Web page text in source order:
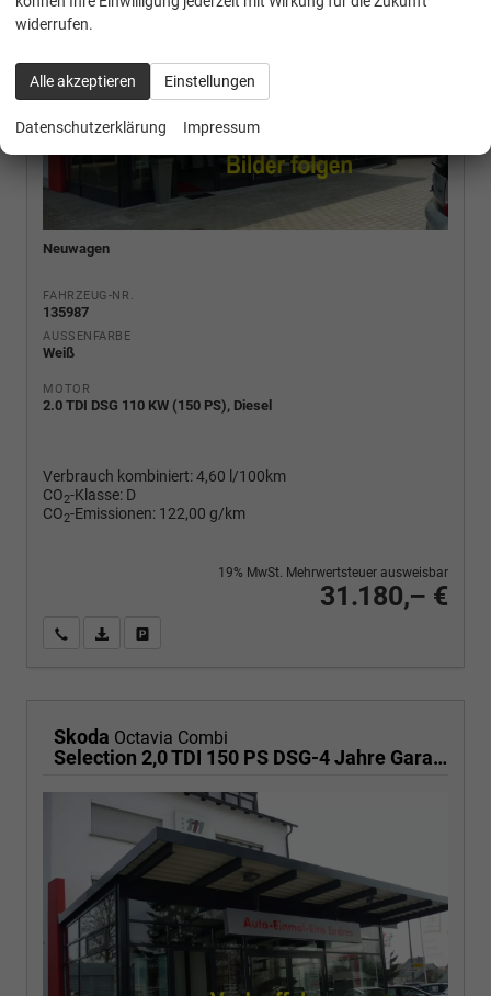
Neuwagen
FAHRZEUG-NR.
135987
AUSSENFARBE
Weiß
MOTOR
2.0 TDI DSG 110 KW (150 PS), Diesel
Verbrauch kombiniert:4,60 l/100km
CO2-Klasse: D
CO2-Emissionen: 122,00 g/km
31.180,– €
19% MwSt. Mehrwertsteuer ausweisbar
Wir rufen Sie anPDF-Fahrzeugexposé drucken
Skoda Octavia Combi
Selection 2,0 TDI 150 PS DSG-4 Jahre Garantie-PDC vorne und hinten-Sitzheizung-Smart Link
widerrufen.
Alle akzeptieren Einstellungen
Datenschutzerklärung Impressum